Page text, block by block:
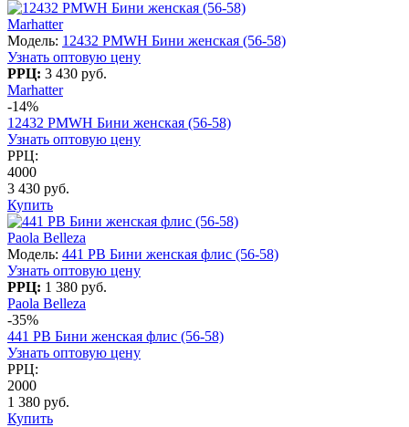
Marhatter
Модель: 12432 PMWH Бини женская (56-58)
Узнать оптовую цену
РРЦ: 3 430 руб.
Marhatter
-14%
12432 PMWH Бини женская (56-58)
Узнать оптовую цену
РРЦ:
4000
3 430 руб.
Купить
Paola Belleza
Модель: 441 PB Бини женская флис (56-58)
Узнать оптовую цену
РРЦ: 1 380 руб.
Paola Belleza
-35%
441 PB Бини женская флис (56-58)
Узнать оптовую цену
РРЦ:
2000
1 380 руб.
Купить